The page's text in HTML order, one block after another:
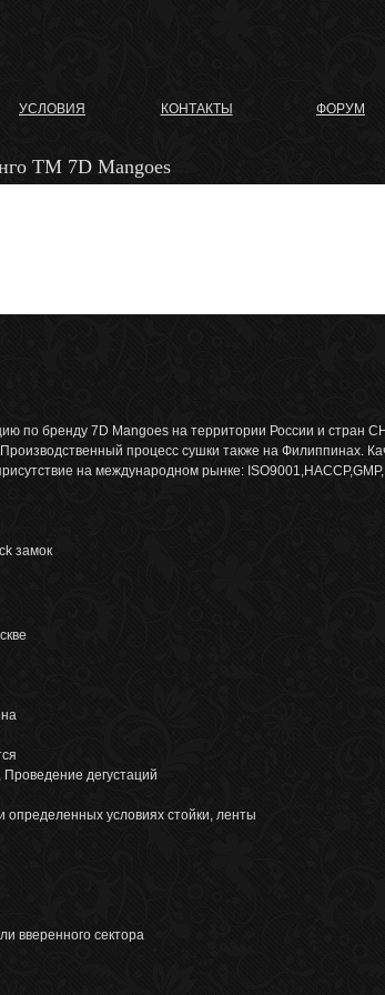
УСЛОВИЯ КОНТАКТЫ ФОРУМ
ТМ 7D Mangoes
по бренду 7D Mangoes на территории России и стран
процесс сушки также на Филиппинах.
на международном рынке:
замок
дегустаций
определенных условиях стойки, ленты
вверенного сектора